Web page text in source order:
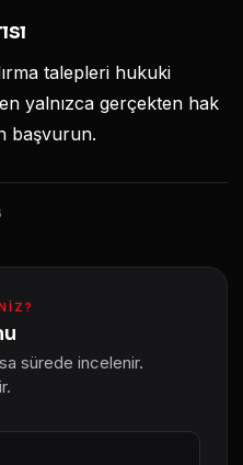
talepleri hukuki
yalnızca gerçekten hak
başvurun.
sürede incelenir.